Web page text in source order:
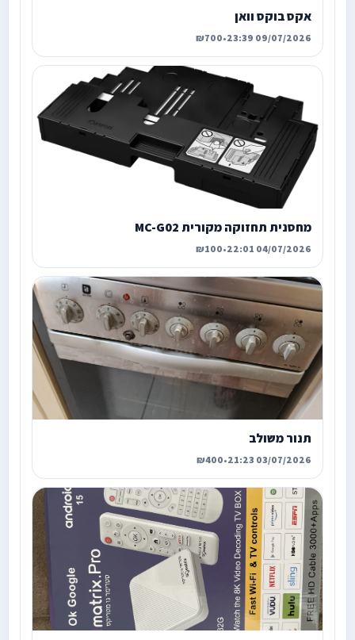
אקס בוקס וואן
09/07/2026 23:39
•
₪700
מחסנית תחזוקה מקורית MC-G02
04/07/2026 22:01
•
₪100
תנור משולב
03/07/2026 21:23
•
₪400